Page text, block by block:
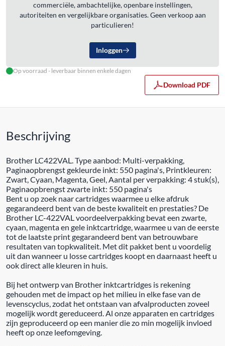
commerciële, ambachtelijke, openbare instellingen,
autoriteiten en vergelijkbare organisaties. Geen verkoop aan
particulieren!
Inloggen
Op voorraad - leverbaar binnen enkele dagen
Download PDF
Beschrijving
Brother LC422VAL. Type aanbod: Multi-verpakking,
Paginaopbrengst gekleurde inkt: 550 pagina's, Printkleuren:
Zwart, Cyaan, Magenta, Geel, Aantal per verpakking: 4 stuk(s),
Paginaopbrengst zwarte inkt: 550 pagina's
Bent u op zoek naar cartridges waarmee u elke afdruk
gegarandeerd bent van de beste kwaliteit en prestaties? De
Brother LC-422VAL voordeelverpakking bevat een zwarte,
cyaan, magenta en gele inktcartridge, waarmee u van de eerste
tot de laatste print gegarandeerd bent van betrouwbare
resultaten van topkwaliteit. Met dit pakket bent u voordelig
uit dan wanneer u losse cartridges koopt en daarnaast heeft u
ook direct alle kleuren in huis.
Bij het ontwerp van Brother inktcartridges is rekening
gehouden met de impact op het milieu in elke fase van de
levenscyclus, zodat het ontstaan van afvalproducten zoveel
mogelijk wordt gereduceerd. Al onze apparaten en cartridges
zijn geproduceerd op een manier die zo min mogelijk invloed
heeft op onze leefomgeving.